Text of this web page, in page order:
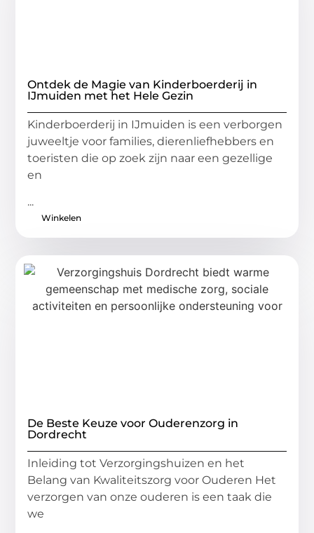
Ontdek de Magie van Kinderboerderij in
IJmuiden met het Hele Gezin
Kinderboerderij in IJmuiden is een verborgen
juweeltje voor families, dierenliefhebbers en
toeristen die op zoek zijn naar een gezellige
en
...
Winkelen
De Beste Keuze voor Ouderenzorg in
Dordrecht
Inleiding tot Verzorgingshuizen en het
Belang van Kwaliteitszorg voor Ouderen Het
verzorgen van onze ouderen is een taak die
we